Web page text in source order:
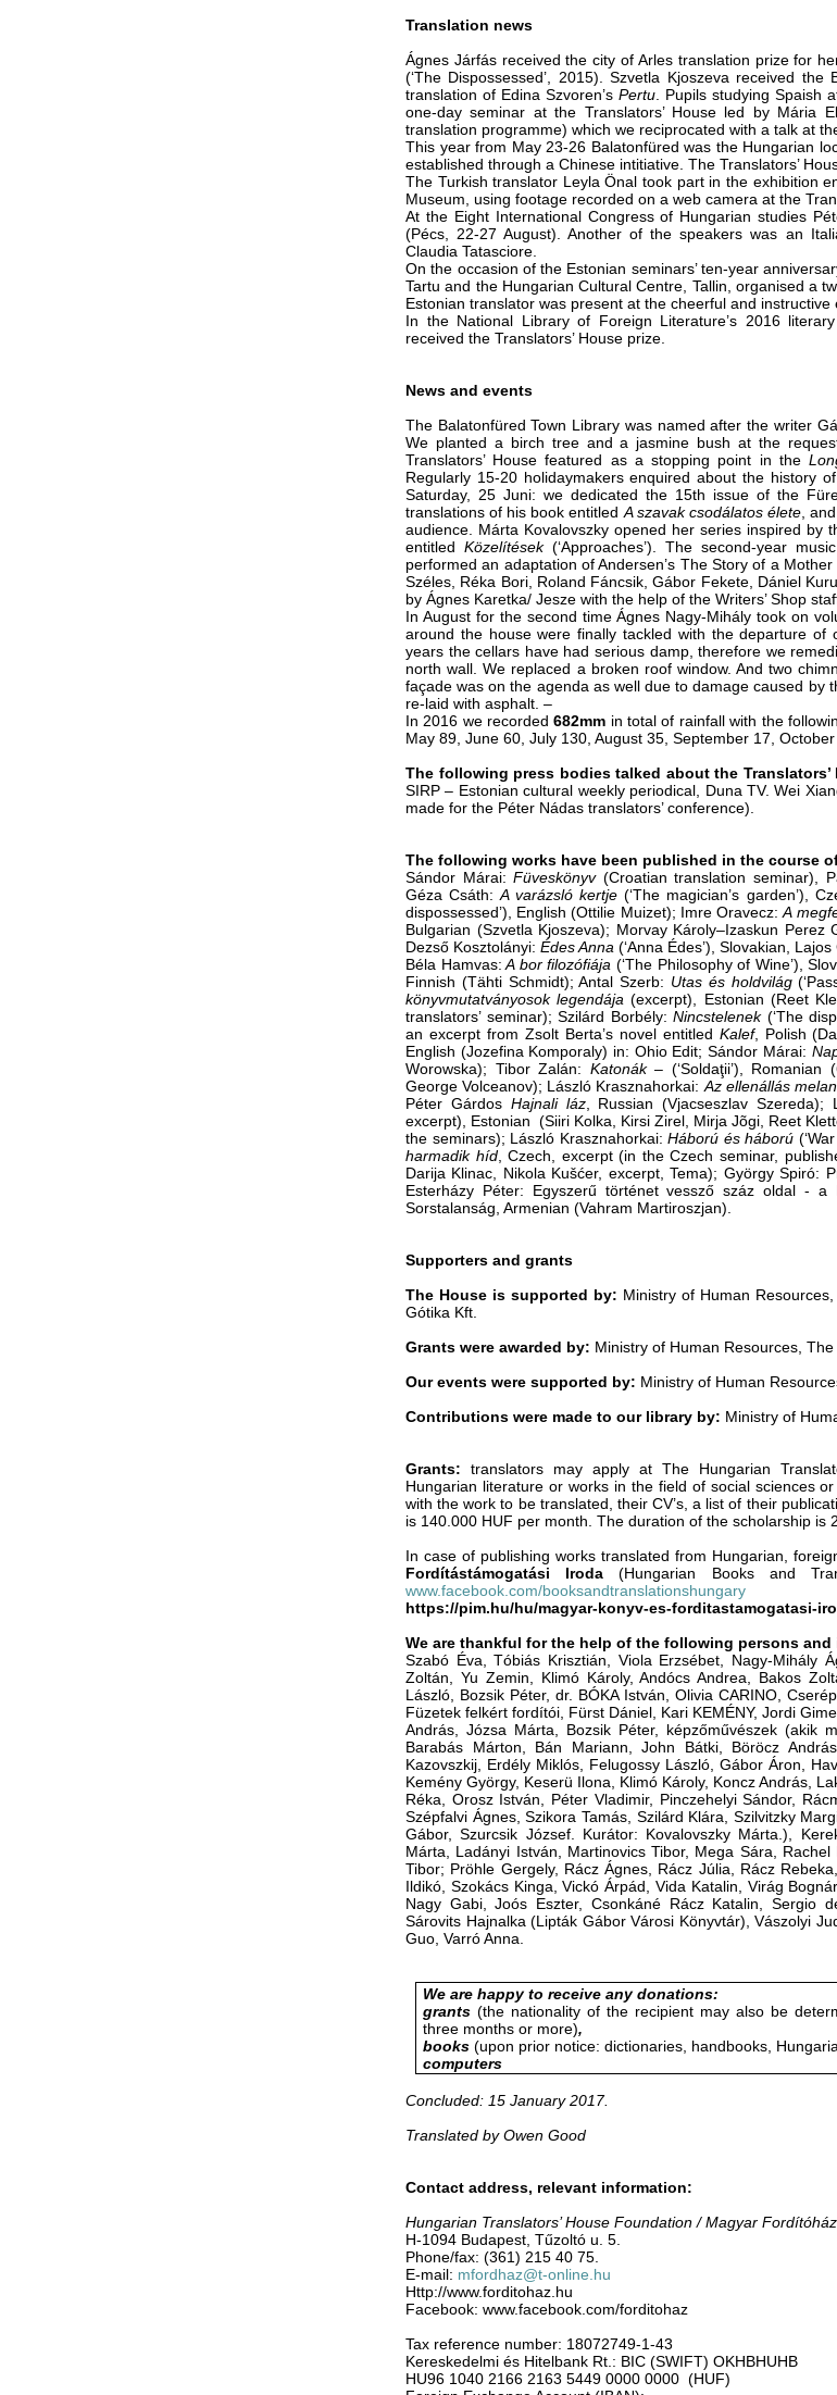
Translation news
Ágnes Járfás received the city of Arles translation prize for
(‘The Dispossessed’, 2015). Szvetla Kjoszeva received
translation of Edina Szvoren’sPertu . Pupils studying Spaish
one-day seminar at the Translators’ House led by Mária
translation programme) which we reciprocated with a talk at
This year from May 23-26 Balatonfüred was the Hungarian
established through a Chinese intitiative. The Translators’
The Turkish translator Leyla Önal took part in the exhibition
Museum, using footage recorded on a web camera at the
At the Eight International Congress of Hungarian studies
(Pécs, 22-27 August). Another of the speakers was an
Claudia Tatasciore.
On the occasion of the Estonian seminars’ ten-year
Tartu and the Hungarian Cultural Centre, Tallin, organised a
Estonian translator was present at the cheerful and instructive
In the National Library of Foreign Literature’s 2016
received the Translators’ House prize.
News and events
The Balatonfüred Town Library was named after the writer
We planted a birch tree and a jasmine bush at the
Translators’ House featured as a stopping point in the
Regularly 15-20 holidaymakers enquired about the history
Saturday, 25 Juni: we dedicated the 15th issue of the
translations of his book entitled A szavak csodálatos élete,
audience.
Márta Kovalovszky opened her series inspired by
entitled Közelítések (‘Approaches’). The second-year
performed an adaptation of Andersen’s The Story of a
Széles, Réka Bori, Roland Fáncsik, Gábor Fekete, Dániel
by Ágnes Karetka/ Jesze with the help of the Writers’ Shop
In August for the second time Ágnes Nagy-Mihály took on
around the house were finally tackled with the departure
years the cellars have had serious damp, therefore we
north wall. We replaced a broken roof window. And two
façade was on the agenda as well due to damage caused
re-laid with asphalt. ‒
In 2016 we recorded682mm in total of rainfall with the
May 89, June 60, July 130, August 35, September 17,
The following press bodies talked about the Translators’
SIRP – Estonian cultural weekly periodical, Duna TV. Wei
made for the Péter Nádas translators’ conference).
The following works have been published in the course
Sándor Márai:Füveskönyv(Croatian translation seminar),
Géza Csáth:A varázsló kertje (‘The magician’s garden’),
dispossessed’), English (Ottilie Muizet); Imre Oravecz:A
Bulgarian (Szvetla Kjoszeva); Morvay Károly‒Izaskun Perez
Dezső Kosztolányi: Édes Anna (‘Anna Édes’), Slovakian,
Béla Hamvas: A bor filozófiája(‘The Philosophy of Wine’),
Finnish (Tähti Schmidt); Antal Szerb: Utas és holdvilág
könyvmutatványosok legendája(excerpt), Estonian (Reet
translators’ seminar); Szilárd Borbély: Nincstelenek(‘The
an excerpt from Zsolt Berta’s novel entitled Kalef, Polish
English (Jozefina Komporaly) in: Ohio Edit; Sándor Márai:
Worowska); Tibor Zalán: Katonák‒ (‘Soldaţii’), Romanian
George Volceanov); László Krasznahorkai: Az ellenállás
Péter Gárdos Hajnali láz, Russian (Vjacseszlav Szereda);
excerpt), Estonian (Siiri Kolka, Kirsi Zirel, Mirja Jõgi, Reet
the seminars); László Krasznahorkai: Háború és háború
harmadik híd, Czech, excerpt (in the Czech seminar,
Darija Klinac, Nikola Kušćer, excerpt, Tema); György Spiró:
Esterházy Péter: Egyszerű történet vessző száz oldal -
Sorstalanság, Armenian (Vahram Martiroszjan).
Supporters and grants
The House is supported by: Ministry of Human
Gótika Kft.
Grants were awarded by: Ministry of Human Resources,
Our events were supported by: Ministry of Human
Contributions were made to our library by: Ministry of
Grants: translators may apply at The Hungarian
Hungarian literature or works in the field of social sciences
with the work to be translated, their CV’s, a list of their
is 140.000 HUF per month. The duration of the scholarship is
In case of publishing works translated from Hungarian,
Fordítástámogatási Iroda (Hungarian Books and
www.facebook.com/booksandtranslationshungary
https://pim.hu/hu/magyar-konyv-es-forditastamogatasi-
We are thankful for the help of the following persons
Szabó Éva, Tóbiás Krisztián, Viola Erzsébet, Nagy-Mihály
Zoltán, Yu Zemin, Klimó Károly, Andócs Andrea, Bakos
László, Bozsik Péter, dr. BÓKA István, Olivia CARINO,
Füzetek felkért fordítói, Fürst Dániel, Kari KEMÉNY, Jordi
András, Józsa Márta, Bozsik Péter, képzőművészek (akik
Barabás Márton, Bán Mariann, John Bátki, Böröcz
Kazovszkij, Erdély Miklós, Felugossy László, Gábor Áron,
Kemény György, Keserü Ilona, Klimó Károly, Koncz András,
Réka, Orosz István, Péter Vladimir, Pinczehelyi Sándor,
Szépfalvi Ágnes, Szikora Tamás, Szilárd Klára, Szilvitzky
Gábor, Szurcsik József. Kurátor: Kovalovszky Márta.),
Márta, Ladányi István, Martinovics Tibor, Mega Sára,
Tibor; Pröhle Gergely, Rácz Ágnes, Rácz Júlia, Rácz
Ildikó, Szokács Kinga, Vickó Árpád, Vida Katalin, Virág
Nagy Gabi, Joós Eszter, Csonkáné Rácz Katalin, Sergio
Sárovits Hajnalka (Lipták Gábor Városi Könyvtár), Vászolyi
Guo, Varró Anna.
We are happy to receive any donations:
grants (the nationality of the recipient may also be
three months or more),
books(upon prior notice: dictionaries, handbooks,
computers
Concluded: 15 January 2017.
Translated by Owen Good
Contact address, relevant information:
Hungarian Translators’ House Foundation / Magyar
H-1094 Budapest, Tűzoltó u. 5.
Phone/fax: (361) 215 40 75.
E-mail: mfordhaz@t-online.hu
Http://www.forditohaz.hu
Facebook: www.facebook.com/forditohaz
Tax reference number: 18072749-1-43
Kereskedelmi és Hitelbank Rt.: BIC (SWIFT) OKHBHUHB
HU96 1040 2166 2163 5449 0000 0000 (HUF)